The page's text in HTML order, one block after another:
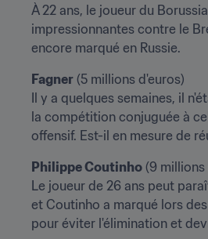
À 22 ans, le joueur du
impressionnantes contre le
encore marqué en Russie.
Fagner (5 millions d'euros)
Il y a quelques semaines, il
la compétition conjuguée à
offensif. Est-il en mesure de
Philippe Coutinho (9 millions
Le joueur de 26 ans peut
et Coutinho a marqué lors
pour éviter l'élimination et